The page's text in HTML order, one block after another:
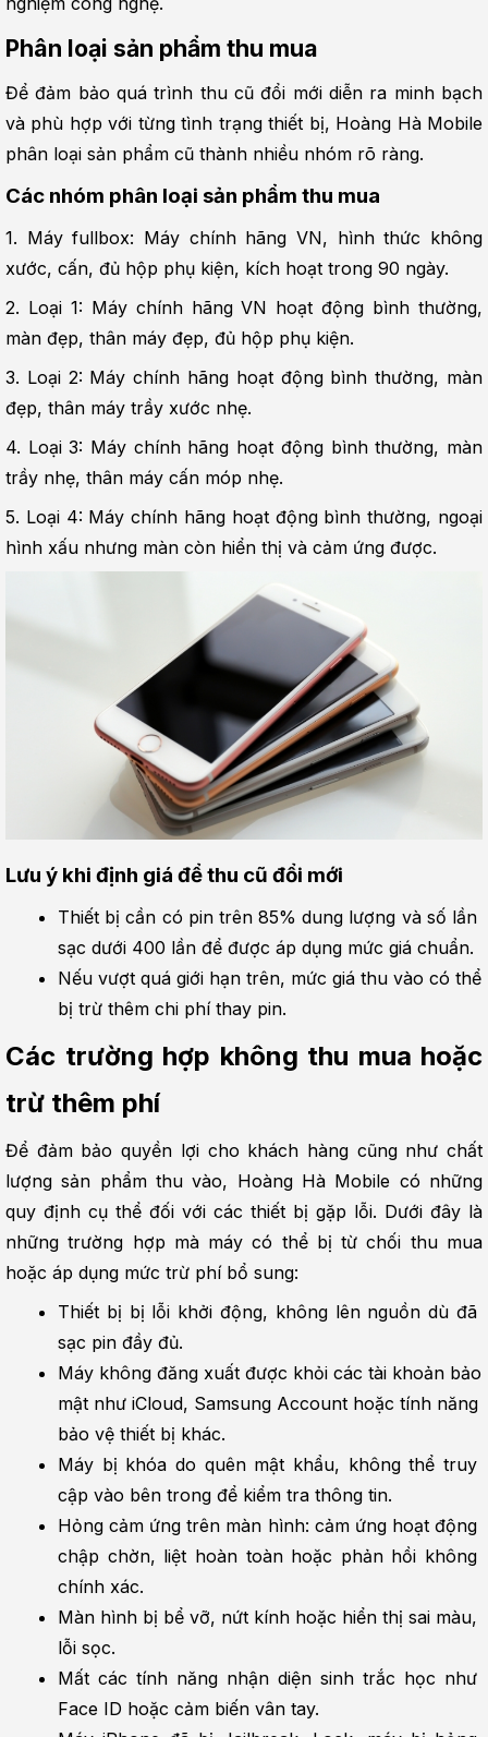
Phân loại sản phẩm thu mua
Để đảm bảo quá trình thu cũ đổi mới diễn ra minh bạch
và phù hợp với từng tình trạng thiết bị, Hoàng Hà Mobile
phân loại sản phẩm cũ thành nhiều nhóm rõ ràng.
Các nhóm phân loại sản phẩm thu mua
1. Máy fullbox: Máy chính hãng VN, hình thức không
xước, cấn, đủ hộp phụ kiện, kích hoạt trong 90 ngày.
2. Loại 1: Máy chính hãng VN hoạt động bình thường,
màn đẹp, thân máy đẹp, đủ hộp phụ kiện.
3. Loại 2: Máy chính hãng hoạt động bình thường, màn
đẹp, thân máy trầy xước nhẹ.
4. Loại 3: Máy chính hãng hoạt động bình thường, màn
trầy nhẹ, thân máy cấn móp nhẹ.
5. Loại 4: Máy chính hãng hoạt động bình thường, ngoại
hình xấu nhưng màn còn hiển thị và cảm ứng được.
Lưu ý khi định giá để thu cũ đổi mới
Thiết bị cần có pin trên 85% dung lượng và số lần
sạc dưới 400 lần để được áp dụng mức giá chuẩn.
Nếu vượt quá giới hạn trên, mức giá thu vào có thể
bị trừ thêm chi phí thay pin.
Các trường hợp không thu mua hoặc
trừ thêm phí
Để đảm bảo quyền lợi cho khách hàng cũng như chất
lượng sản phẩm thu vào, Hoàng Hà Mobile có những
quy định cụ thể đối với các thiết bị gặp lỗi. Dưới đây là
những trường hợp mà máy có thể bị từ chối thu mua
hoặc áp dụng mức trừ phí bổ sung:
Thiết bị bị lỗi khởi động, không lên nguồn dù đã
sạc pin đầy đủ.
Máy không đăng xuất được khỏi các tài khoản bảo
mật như iCloud, Samsung Account hoặc tính năng
bảo vệ thiết bị khác.
Máy bị khóa do quên mật khẩu, không thể truy
cập vào bên trong để kiểm tra thông tin.
Hỏng cảm ứng trên màn hình: cảm ứng hoạt động
chập chờn, liệt hoàn toàn hoặc phản hồi không
chính xác.
Màn hình bị bể vỡ, nứt kính hoặc hiển thị sai màu,
lỗi sọc.
Mất các tính năng nhận diện sinh trắc học như
Face ID hoặc cảm biến vân tay.